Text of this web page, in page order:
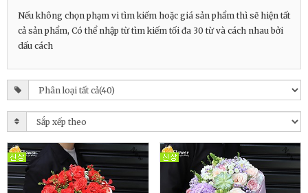
Nếu không chọn phạm vi tìm kiếm hoặc giá sản phẩm thì sẽ hiện tất
cả sản phẩm, Có thể nhập từ tìm kiếm tối đa 30 từ và cách nhau bởi
dấu cách
New New